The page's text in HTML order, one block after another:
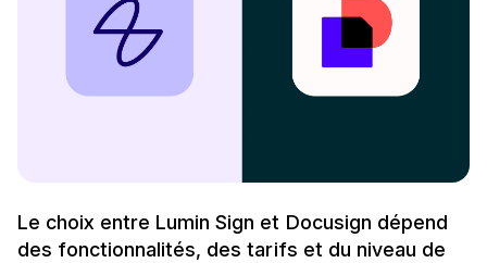
Le choix entre Lumin Sign et Docusign dépend
des fonctionnalités, des tarifs et du niveau de